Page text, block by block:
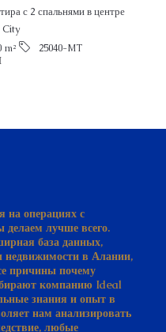
с 2 спальнями в центре
City
m²
25040-MT
на операциях с
лучше всего.
база данных,
в Алании,
причины почему
компанию Ideal
знания и опыт в
нам анализировать
любые